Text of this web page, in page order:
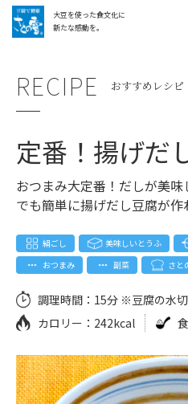
大豆を使った食文化に
新たな感動を。
採用情報
RECIPE おすすめレシピ
定番！揚げだ
おつまみ大定番！だしが美
でも簡単に揚げだし豆腐が作
絹ごし 美味しいとうふ
おつまみ
副菜 さと
調理時間： 15分 ※豆腐の水
カロリー： 242kcal